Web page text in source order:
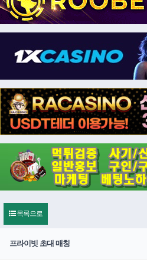
목록으로
프라이빗 초대 매칭